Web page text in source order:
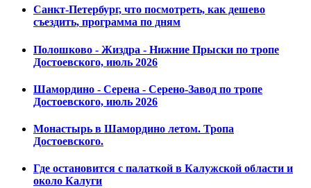
Санкт-Петербург, что посмотреть, как дешево
съездить, программа по дням
Полошково - Жиздра - Нижние Прыски по тропе
Достоевского, июль 2026
Шамордино - Серена - Серено-Завод по тропе
Достоевского, июль 2026
Монастырь в Шамордино летом. Тропа
Достоевского.
Где остановится с палаткой в Калужской области и
около Калуги